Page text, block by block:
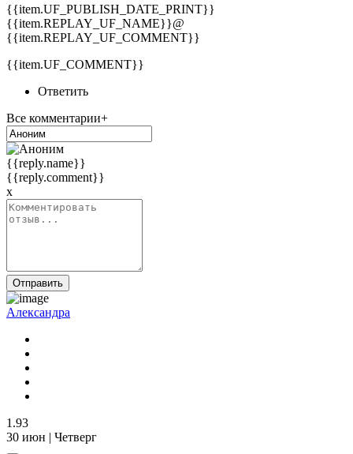
{{item.UF_PUBLISH_DATE_PRINT}}
{{item.REPLAY_UF_NAME}}@
{{item.REPLAY_UF_COMMENT}}
{{item.UF_COMMENT}}
Ответить
Все комментарии+
{{reply.name}}
{{reply.comment}}
x
Отправить
Александра
1.93
30 июн | Четверг